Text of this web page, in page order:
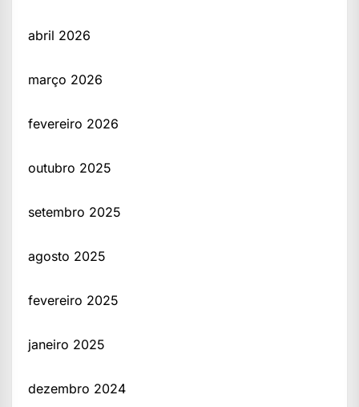
abril 2026
março 2026
fevereiro 2026
outubro 2025
setembro 2025
agosto 2025
fevereiro 2025
janeiro 2025
dezembro 2024